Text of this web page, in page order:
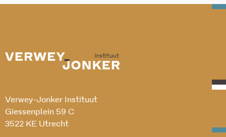
Verwey-Jonker Instituut
Giessenplein 59 C
3522 KE Utrecht